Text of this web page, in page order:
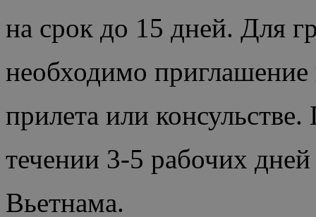
на срок до 15 дней. Для
необходимо приглашение
прилета или
течении 3-5 рабочих
Вьетнама.